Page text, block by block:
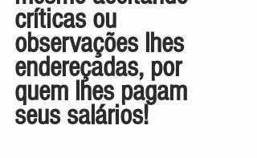
críticas ou
observações lhes
endereçadas, por
quem lhes pagam
seus salários!